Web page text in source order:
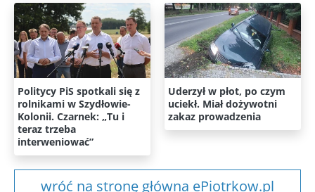
Politycy PiS spotkali się z
rolnikami w Szydłowie-
Kolonii. Czarnek: „Tu i
teraz trzeba
interweniować”
Uderzył w płot, po czym
uciekł. Miał dożywotni
zakaz prowadzenia
wróć na stronę główna ePiotrkow.pl